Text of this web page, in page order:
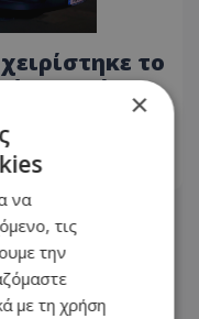
το
στο φάσμα
×
να
τις
την
με τη χρήση